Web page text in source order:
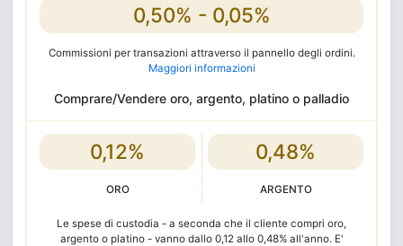
0,50% - 0,05%
Commissioni per transazioni attraverso il pannello degli ordini.
Maggiori informazioni
Comprare/Vendere oro, argento, platino o palladio
0,12%
ORO
0,48%
ARGENTO
Le spese di custodia - a seconda che il cliente compri oro,
argento o platino - vanno dallo 0,12 allo 0,48% all'anno. E'